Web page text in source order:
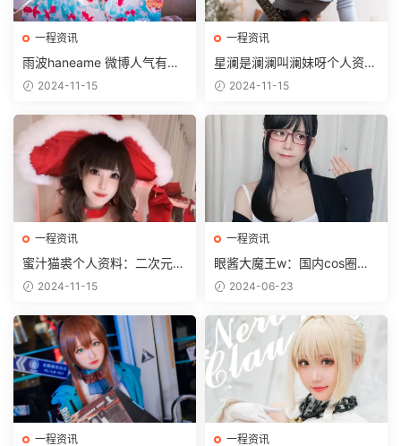
一程资讯
雨波haneame 微博人气有多
大？cos作品鉴赏
2024-11-15
一程资讯
星澜是澜澜叫澜妹呀个人资
料，cos作品鉴赏
2024-11-15
一程资讯
蜜汁猫裘个人资料：二次元界
的萌妹Coser！
2024-11-15
一程资讯
眼酱大魔王w：国内cos圈的
璀璨之星
2024-06-23
一程资讯 一程资讯